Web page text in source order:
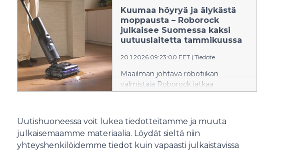
valmistaja Roborock tuo Suomessa
myyntiin uudet Saros 20 Sonic ja
Saros 20 -lippulaivamallinsa sekä
päivitetyn Qrevo Edge 2 Pro -
on suunniteltu ratkaisemaan
siivoushaasteet, kuten korkeat
kynnykset, matalat huonekalut ja
Kuumaa höyryä ja älykästä
moppausta – Roborock
julkaisee Suomessa kaksi
uutuuslaitetta tammikuussa
20.1.2026 09:23:00 EET | Tiedote
Maailman johtava robotiikan
valmistaja Roborock jatkaa
innovatiivisten ratkaisujen tuomista
20. päivä Suomen markkinoille
lanseerataan kaksi uutta, alansa
huippua edustavaa mallia: F25 Ultra
ja Qrevo Curv 2 Flow.
Uutishuoneessa voit lukea tiedotteitamme ja muuta
julkaisemaamme materiaalia. Löydät sieltä niin
yhteyshenkilöidemme tiedot kuin vapaasti julkaistavissa